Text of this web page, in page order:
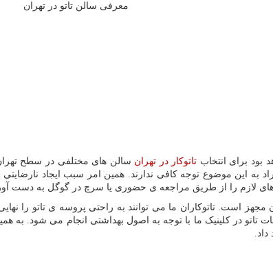
معرفی سالن تاتو در تهران
بود برای انتخاب تاتوکار در تهران سالن های مختلفی در سطح
به این موضوع توجه کافی ندارند. همین امر سبب ایجاد
لازم را از طریق مراجعه ی حضوری یا سرچ در گوگل به دست
است. تاتوکاران ما می توانند به راحتی پروسه ی تاتو را
تاتو در کلینیک ما با توجه به اصول بهداشتی انجام می شود. به
داد.